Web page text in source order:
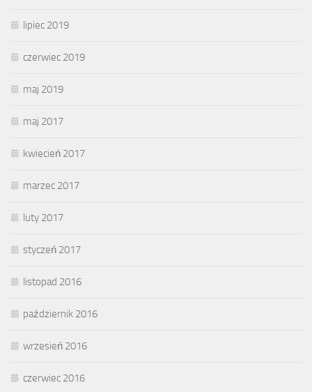
lipiec 2019
czerwiec 2019
maj 2019
maj 2017
kwiecień 2017
marzec 2017
luty 2017
styczeń 2017
listopad 2016
październik 2016
wrzesień 2016
czerwiec 2016